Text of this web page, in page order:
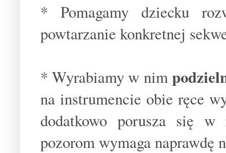
* Pomagamy dziecku
powtarzanie konkretnej
* Wyrabiamy w nim
na instrumencie obie ręce
dodatkowo porusza się
pozorom wymaga